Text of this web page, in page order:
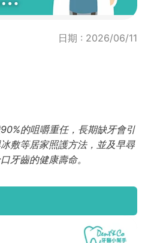
日期 : 2026/06/11
的咀嚼重任，長期缺牙會引
敷等居家照護方法，並及早尋
牙齒的健康壽命。